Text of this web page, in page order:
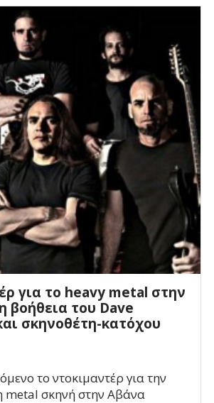
για το heavy metal στην
βοήθεια του Dave
σκηνοθέτη-κατόχου
το ντοκιμαντέρ για την
metal σκηνή στην Αβάνα